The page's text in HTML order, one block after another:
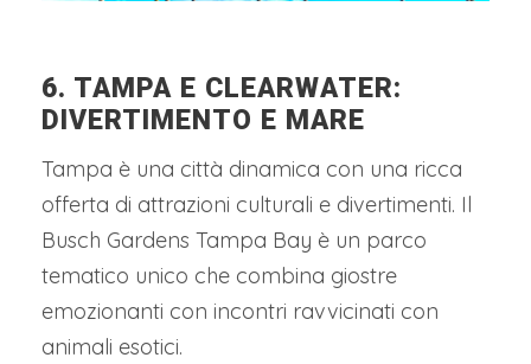
6. TAMPA E CLEARWATER:
DIVERTIMENTO E MARE
Tampa è una città dinamica con una ricca
offerta di attrazioni culturali e divertimenti. Il
Busch Gardens Tampa Bay è un parco
tematico unico che combina giostre
emozionanti con incontri ravvicinati con
animali esotici.